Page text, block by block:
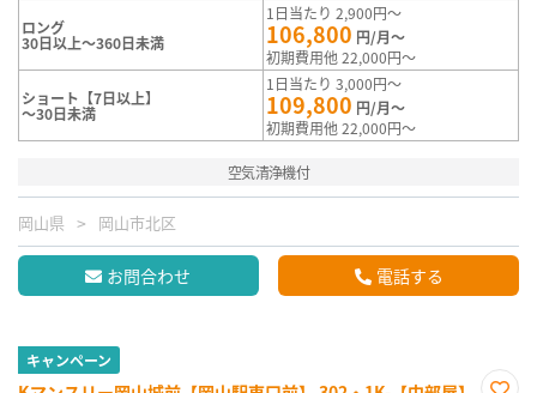
ロング
30日以上～360日未満
1日当たり 2,900円～
106,800 円/月～
初期費用他 22,000円～
ショート【7日以上】
～30日未満
1日当たり 3,000円～
109,800 円/月～
初期費用他 22,000円～
空気清浄機付
岡山県 岡山市北区
お問合わせ 電話する
キャンペーン